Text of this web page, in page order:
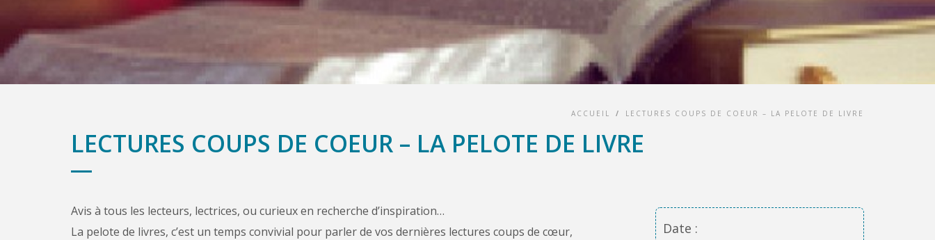
ACCUEIL / LECTURES COUPS DE COEUR – LA PELOTE DE LIVRE
LECTURES COUPS DE COEUR – LA PELOTE DE LIVRE
Avis à tous les lecteurs, lectrices, ou curieux en recherche d’inspiration…
La pelote de livres, c’est un temps convivial pour parler de vos dernières lectures coups de cœur,
Date :